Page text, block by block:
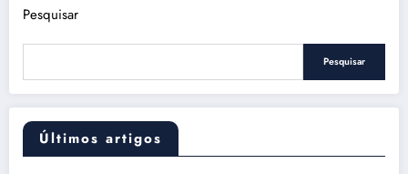
Pesquisar
Pesquisar
Últimos artigos